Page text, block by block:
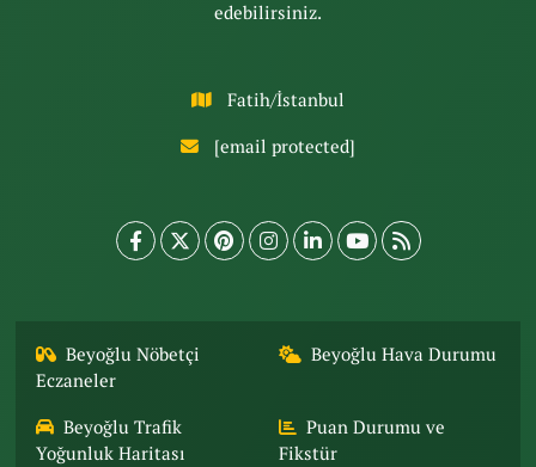
edebilirsiniz.
Fatih/İstanbul
[email protected]
Beyoğlu Nöbetçi
Eczaneler
Beyoğlu Hava Durumu
Beyoğlu Trafik
Yoğunluk Haritası
Puan Durumu ve
Fikstür